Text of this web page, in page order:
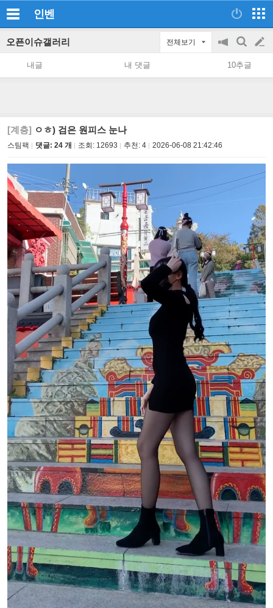
인벤
오픈이슈갤러리 전체보기
공
지
on/off
검
색
글
쓰
내글 내 댓글 10추글
[계층] ㅇㅎ) 검은 원피스 눈나
스팀팩 댓글: 24 개 조회: 12693 추천: 4 2026-06-08 21:42:46